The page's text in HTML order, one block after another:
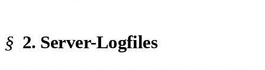
2. Server-Logfiles